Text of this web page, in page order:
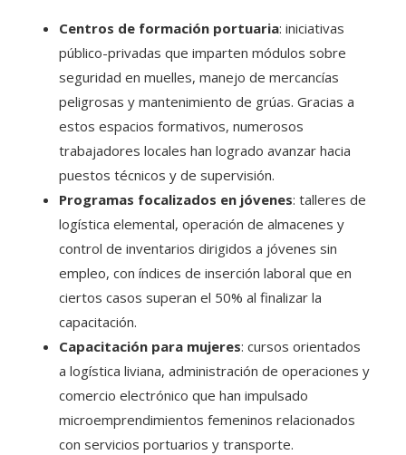
Centros de formación portuaria: iniciativas
público-privadas que imparten módulos sobre
seguridad en muelles, manejo de mercancías
peligrosas y mantenimiento de grúas. Gracias a
estos espacios formativos, numerosos
trabajadores locales han logrado avanzar hacia
puestos técnicos y de supervisión.
Programas focalizados en jóvenes: talleres de
logística elemental, operación de almacenes y
control de inventarios dirigidos a jóvenes sin
empleo, con índices de inserción laboral que en
ciertos casos superan el 50% al finalizar la
capacitación.
Capacitación para mujeres: cursos orientados
a logística liviana, administración de operaciones y
comercio electrónico que han impulsado
microemprendimientos femeninos relacionados
con servicios portuarios y transporte.